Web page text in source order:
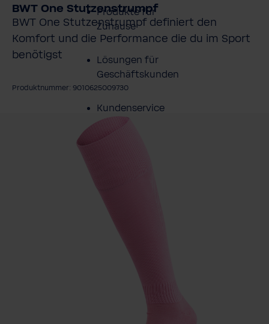
Produkte für
Zuhause
Lösungen für
Geschäftskunden
Kundenservice
Über BWT
BWT One Stutzenstrumpf
BWT One Stutzenstrumpf definiert den
Komfort und die Performance die du im Sport
benötigst
Produktnummer: 9010625009730
überspringen